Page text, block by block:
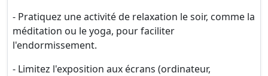
- Pratiquez une activité de relaxation le soir, comme la
méditation ou le yoga, pour faciliter
l'endormissement.
- Limitez l'exposition aux écrans (ordinateur,